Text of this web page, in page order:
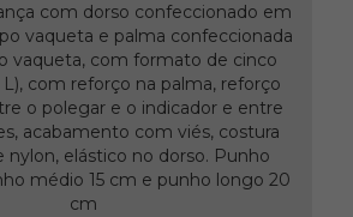
com dorso confeccionado em
vaqueta e palma confeccionada
vaqueta, com formato de cinco
com reforço na palma, reforço
o polegar e o indicador e entre
acabamento com viés, costura
nylon, elástico no dorso. Punho
médio 15 cm e punho longo 20
cm